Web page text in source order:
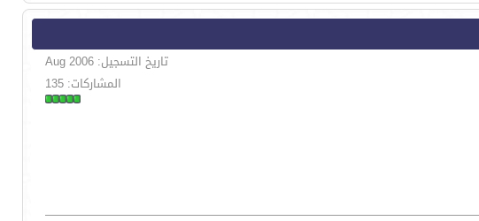
تاريخ التسجيل: Aug 2006
المشاركات: 135